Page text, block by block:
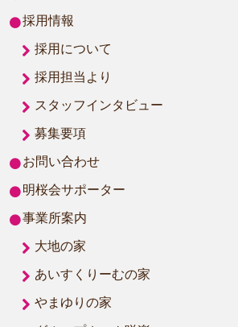
採用情報
採用について
採用担当より
スタッフインタビュー
募集要項
お問い合わせ
明桜会サポーター
事業所案内
大地の家
あいすくりーむの家
やまゆりの家